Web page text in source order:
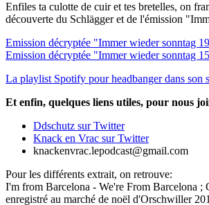
Enfiles ta culotte de cuir et tes bretelles, on
découverte du Schlägger et de l'émission
Emission décryptée "Immer wieder sonntag
Emission décryptée "Immer wieder sonntag
La playlist Spotify pour headbanger dans son
Et enfin, quelques liens utiles, pour nous
Ddschutz sur Twitter
Knack en Vrac sur Twitter
knackenvrac.lepodcast@gmail.com
Pour les différents extrait, on retrouve:
I'm from Barcelona - We're From Barcelona ;
enregistré au marché de noël d'Orschwiller